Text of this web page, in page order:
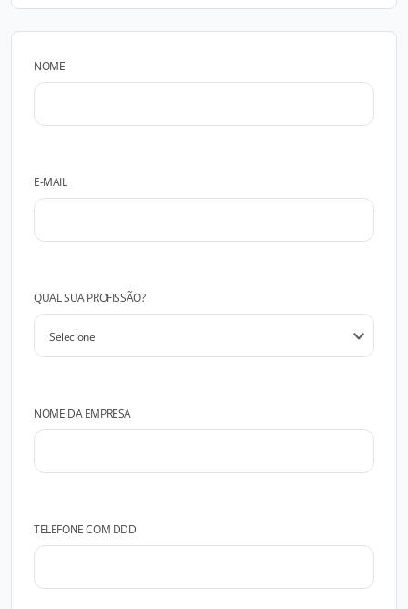
NOME
E-MAIL
QUAL SUA PROFISSÃO?
NOME DA EMPRESA
TELEFONE COM DDD